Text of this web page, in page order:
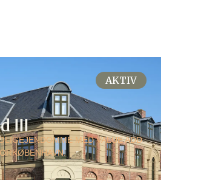
AKTIV
MED VALUE ADD